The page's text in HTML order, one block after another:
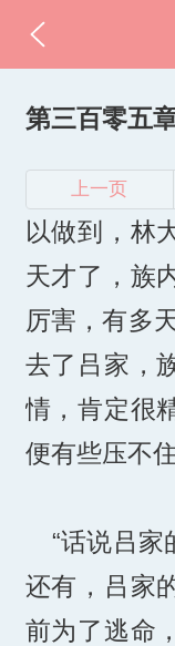
第三百零五
上一页
以做到，林
天才了，族
厉害，有多
去了吕家，
情，肯定很
便有些压不住
“话说吕家
还有，吕家
前为了逃命